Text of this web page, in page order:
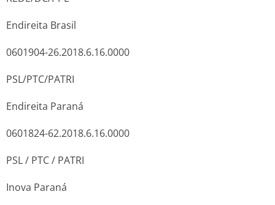
Endireita Brasil
0601904-26.2018.6.16.0000
PSL/PTC/PATRI
Endireita Paraná
0601824-62.2018.6.16.0000
PSL / PTC / PATRI
Inova Paraná